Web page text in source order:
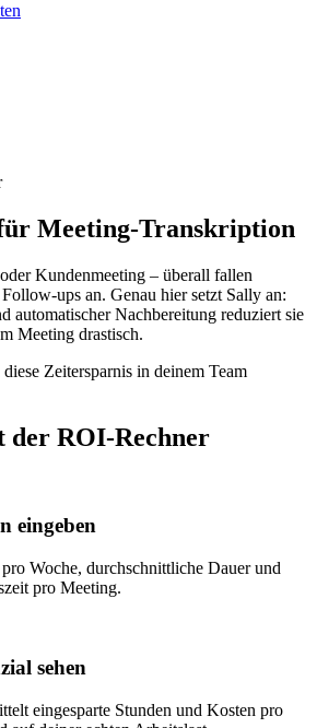
Meeting-Transkription
Kundenmeeting – überall fallen
ups an. Genau hier setzt Sally an:
automatischer Nachbereitung reduziert sie
Meeting drastisch.
Zeitersparnis in deinem Team
der ROI-Rechner
eingeben
Woche, durchschnittliche Dauer und
pro Meeting.
sehen
eingesparte Stunden und Kosten pro